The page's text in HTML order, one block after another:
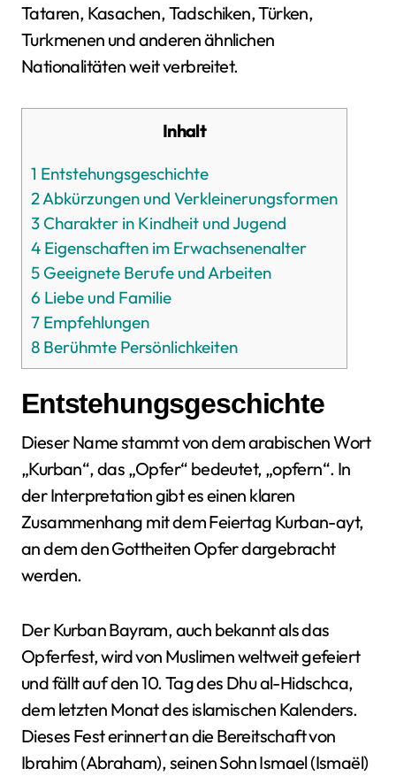
Tataren, Kasachen, Tadschiken, Türken,
Turkmenen und anderen ähnlichen
Nationalitäten weit verbreitet.
Inhalt
1 Entstehungsgeschichte
2Abkürzungen und Verkleinerungsformen
3 Charakter in Kindheit und Jugend
4 Eigenschaften im Erwachsenenalter
5 Geeignete Berufe und Arbeiten
6 Liebe und Familie
7 Empfehlungen
8 Berühmte Persönlichkeiten
Entstehungsgeschichte
Dieser Name stammt von dem arabischen Wort
„Kurban“, das „Opfer“ bedeutet, „opfern“. In
der Interpretation gibt es einen klaren
Zusammenhang mit dem Feiertag Kurban-ayt,
an dem den Gottheiten Opfer dargebracht
werden.
Der Kurban Bayram, auch bekannt als das
Opferfest, wird von Muslimen weltweit gefeiert
und fällt auf den 10. Tag des Dhu al-Hidschca,
dem letzten Monat des islamischen Kalenders.
Dieses Fest erinnert an die Bereitschaft von
Ibrahim (Abraham), seinen Sohn Ismael (Ismaël)